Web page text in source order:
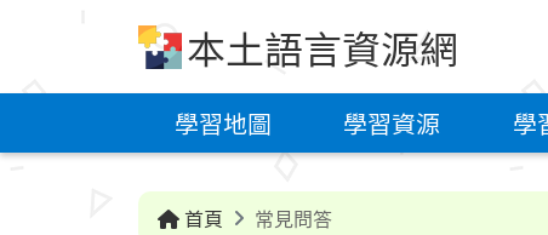
本土語言資源網
學習地圖 學習資源 學
首頁 常見問答